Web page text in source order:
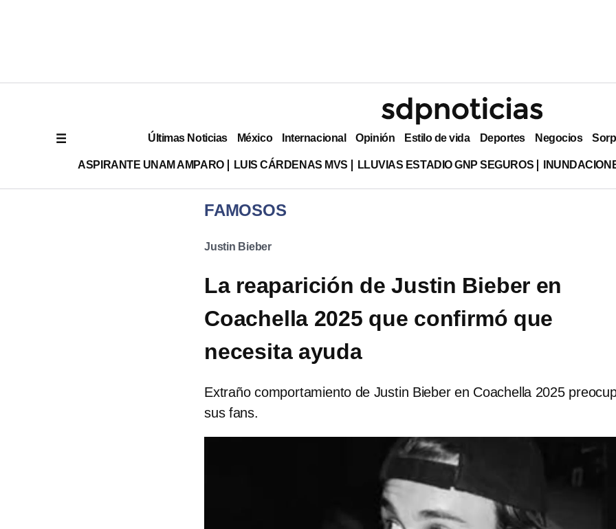
Últimas Noticias México Internacional Opinión Estilo de vida Deportes Negocios
ASPIRANTE UNAM AMPARO LUIS CÁRDENAS MVS LLUVIAS ESTADIO GNP SEGUROS
FAMOSOS
Justin Bieber
La reaparición de Justin Bieber en
Coachella 2025 que confirmó que
necesita ayuda
Extraño comportamiento de Justin Bieber en Coachella 2025
sus fans.